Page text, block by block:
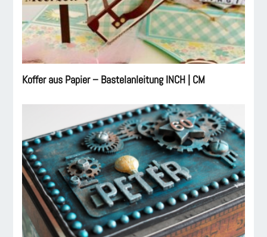
Koffer aus Papier – Bastelanleitung INCH | CM